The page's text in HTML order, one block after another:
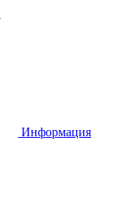
Информация